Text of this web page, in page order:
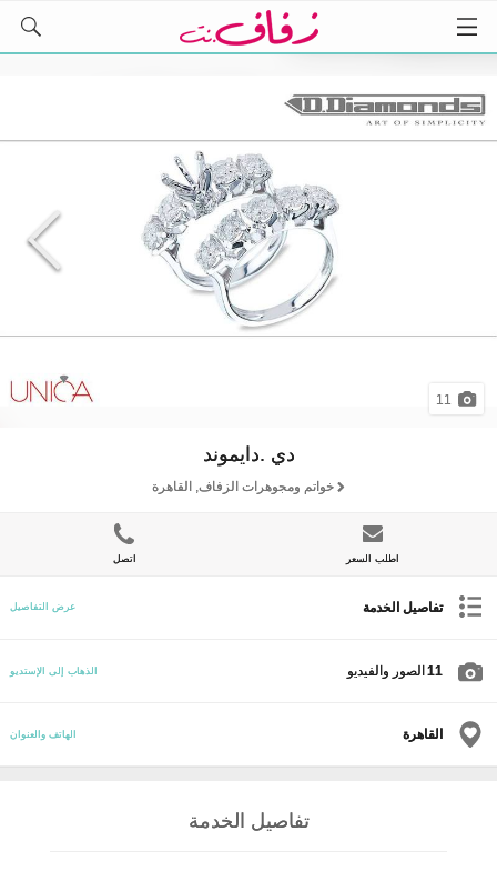
11
دي .دايموند
خواتم ومجوهرات الزفاف, القاهرة
اطلب السعر اتصل
تفاصيل الخدمة عرض التفاصيل
11 الصور والفيديو الذهاب إلى الإستديو
القاهرة الهاتف والعنوان
تفاصيل الخدمة